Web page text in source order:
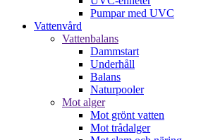
Pumpar med UVC
Vattenvård
Vattenbalans
Dammstart
Underhåll
Balans
Naturpooler
Mot alger
Mot grönt vatten
Mot trådalger